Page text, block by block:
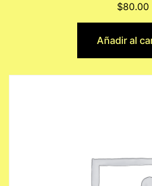
$80.00
Añadir al